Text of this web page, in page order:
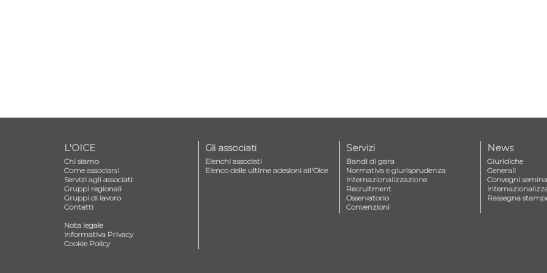
L'OICE
Chi siamo
Come associarsi
Servizi agli associati
Gruppi regionali
Gruppi di lavoro
Contatti
Nota legale
Informativa Privacy
Cookie Policy
Gli associati
Elenchi associati
Elenco delle ultime adesioni all'Oice
Servizi
Bandi di gara
Normativa e giurisprudenza
Internazionalizzazione
Recruitment
Osservatorio
Convenzioni
News
Giuridiche
Generali
Convegni
Rassegna